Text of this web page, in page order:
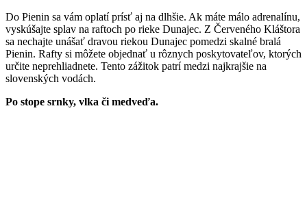
Do Pienin sa vám oplatí prísť aj na dlhšie. Ak máte málo adrenalínu,
vyskúšajte splav na raftoch po rieke Dunajec. Z Červeného Kláštora
sa nechajte unášať dravou riekou Dunajec pomedzi skalné bralá
Pienin. Rafty si môžete objednať u rôznych poskytovateľov, ktorých
určite neprehliadnete. Tento zážitok patrí medzi najkrajšie na
slovenských vodách.
Po stope srnky, vlka či medveďa.